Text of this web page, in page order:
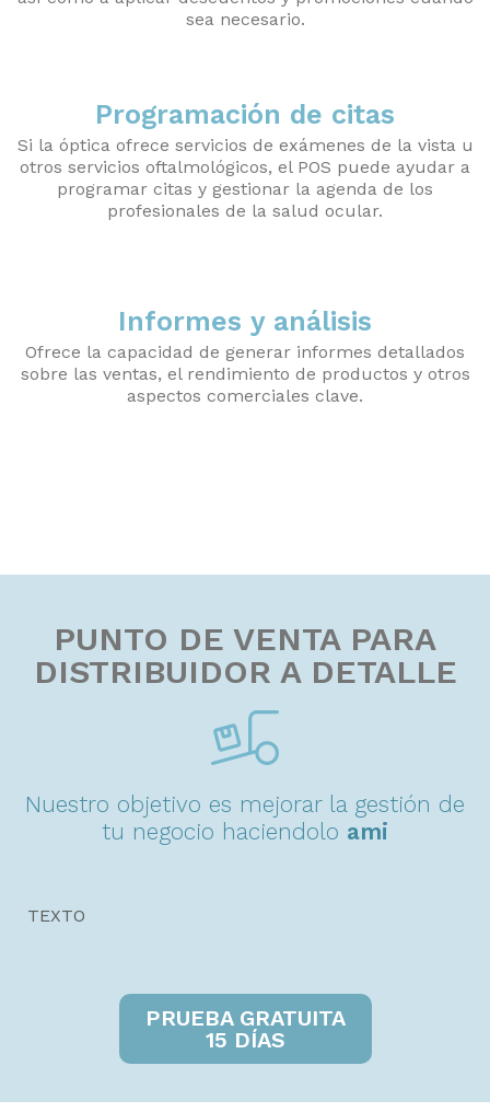
sea necesario.
Programación de citas
Si la óptica ofrece servicios de exámenes de la vista u
otros servicios oftalmológicos, el POS puede ayudar a
programar citas y gestionar la agenda de los
profesionales de la salud ocular.
Informes y análisis
Ofrece la capacidad de generar informes detallados
sobre las ventas, el rendimiento de productos y otros
aspectos comerciales clave.
PUNTO DE VENTA PARA
DISTRIBUIDOR A DETALLE
Nuestro objetivo es mejorar la gestión de
tu negocio haciendolo am igab
TEXTO
PRUEBA GRATUITA
15 DÍAS